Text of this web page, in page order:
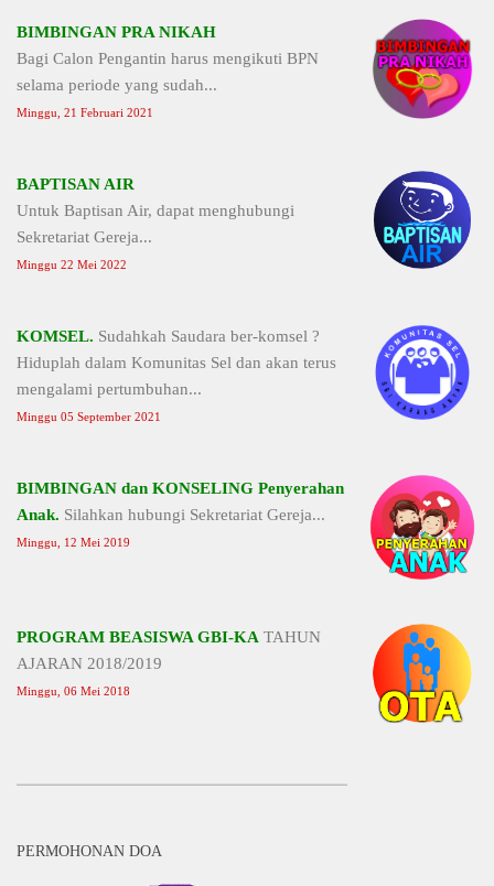
BIMBINGAN PRA NIKAH
Bagi Calon Pengantin harus mengikuti BPN
selama periode yang sudah...
Minggu, 21 Februari 2021
BAPTISAN AIR
Untuk Baptisan Air, dapat menghubungi
Sekretariat Gereja...
Minggu 22 Mei 2022
KOMSEL. Sudahkah Saudara ber-komsel ?
Hiduplah dalam Komunitas Sel dan akan terus
mengalami pertumbuhan...
Minggu 05 September 2021
BIMBINGAN dan KONSELING Penyerahan
Anak. Silahkan hubungi Sekretariat Gereja...
Minggu, 12 Mei 2019
PROGRAM BEASISWA GBI-KA TAHUN
AJARAN 2018/2019
Minggu, 06 Mei 2018
PERMOHONAN DOA